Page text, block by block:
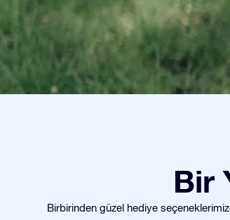
Bir
Birbirinden güzel hediye